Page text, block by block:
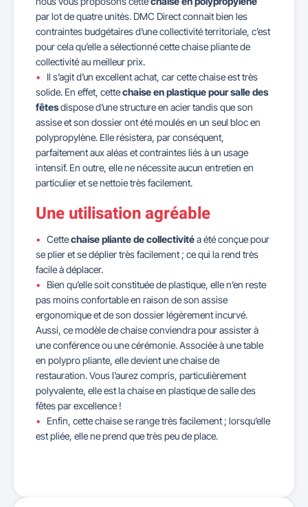
par lot de quatre unités. DMC Direct connait bien les
contraintes budgétaires d’une collectivité territoriale, c’est
pour cela qu’elle a sélectionné cette chaise pliante de
collectivité au meilleur prix.
Il s’agit d’un excellent achat, car cette chaise est très
solide. En effet, cettechaise en plastique pour salle des
fêtesdispose d’une structure en acier tandis que son
assise et son dossier ont été moulés en un seul bloc en
polypropylène. Elle résistera, par conséquent,
parfaitement aux aléas et contraintes liés à un usage
intensif. En outre, elle ne nécessite aucun entretien en
particulier et se nettoie très facilement.
Une utilisation agréable
Cettechaise pliante de collectivitéa été conçue pour
se plier et se déplier très facilement ; ce qui la rend très
facile à déplacer.
Bien qu’elle soit constituée de plastique, elle n’en reste
pas moins confortable en raison de son assise
ergonomique et de son dossier légèrement incurvé.
Aussi, ce modèle de chaise conviendra pour assister à
une conférence ou une cérémonie. Associée à une table
en polypro pliante, elle devient une chaise de
restauration. Vous l’aurez compris, particulièrement
polyvalente, elle est la chaise en plastique de salle des
fêtes par excellence !
Enfin, cette chaise se range très facilement ; lorsqu’elle
est pliée, elle ne prend que très peu de place.